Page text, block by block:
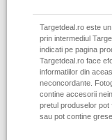
Targetdeal.ro este
prin intermediul
indicati pe pagina
Targetdeal.ro face
informatiilor din
neconcordante.
contine accesorii
pretul produselor pot
sau pot contine